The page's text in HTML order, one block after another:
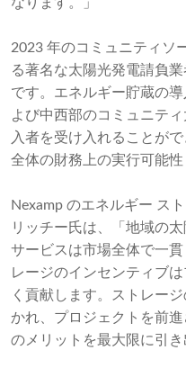
2023 年のコミュニティソ
る著名な太陽光発電請負
です。エネルギー貯蔵の
よび中西部のコミュニテ
入者を受け入れることが
全体の財務上の実行可能性
Nexamp のエネルギー ス
リッチー氏は、「地域の
サービスは市場全体で一
レージのインセンティブ
く貢献します。ストレー
かれ、プロジェクトを前
のメリットを最大限に引